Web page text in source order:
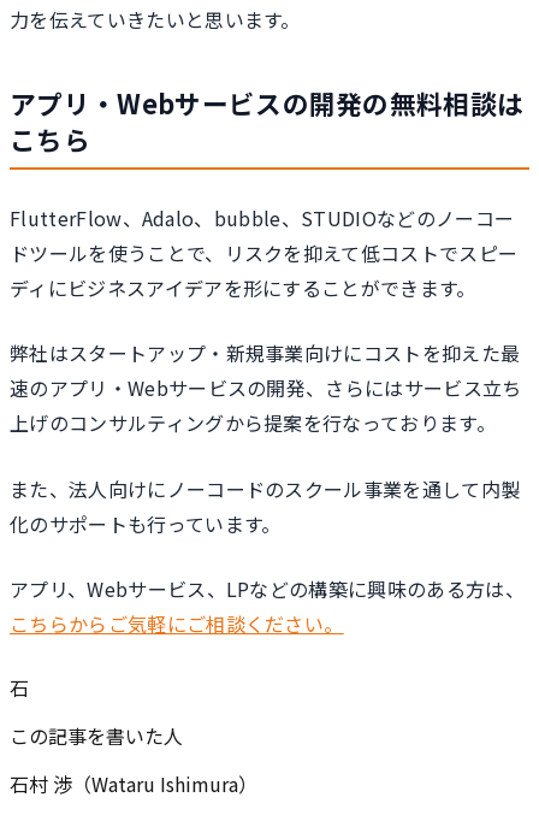
力を伝えていきたいと思います。
アプリ・Webサービスの開発の無料相談は
こちら
FlutterFlow、Adalo、bubble、STUDIOなどのノーコー
ドツールを使うことで、リスクを抑えて低コストでスピー
ディにビジネスアイデアを形にすることができます。
弊社はスタートアップ・新規事業向けにコストを抑えた最
速のアプリ・Webサービスの開発、さらにはサービス立ち
上げのコンサルティングから提案を行なっております。
また、法人向けにノーコードのスクール事業を通して内製
化のサポートも行っています。
アプリ、Webサービス、LPなどの構築に興味のある方は、
こちらからご気軽にご相談ください。
石
この記事を書いた人
石村 渉（Wataru Ishimura）